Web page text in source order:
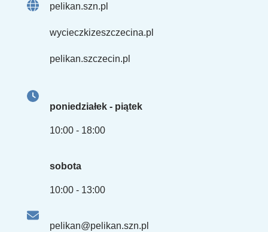
pelikan.szn.pl
wycieczkizeszczecina.pl
pelikan.szczecin.pl
poniedziałek - piątek
10:00 - 18:00
sobota
10:00 - 13:00
pelikan@pelikan.szn.pl